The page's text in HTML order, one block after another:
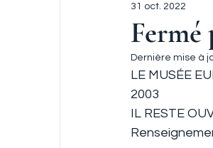
31 oct. 2022
Dernière mise à
LE MUSÉE
2003
IL RESTE